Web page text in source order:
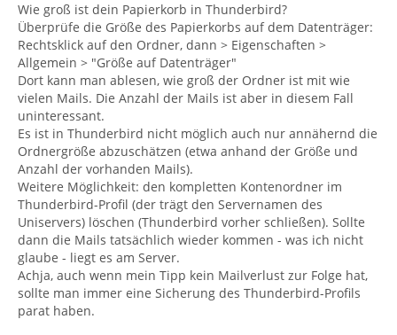
Wie groß ist dein Papierkorb in Thunderbird?
Überprüfe die Größe des Papierkorbs auf dem Datenträger:
Rechtsklick auf den Ordner, dann > Eigenschaften >
Allgemein > "Größe auf Datenträger"
Dort kann man ablesen, wie groß der Ordner ist mit wie
vielen Mails. Die Anzahl der Mails ist aber in diesem Fall
uninteressant.
Es ist in Thunderbird nicht möglich auch nur annähernd die
Ordnergröße abzuschätzen (etwa anhand der Größe und
Anzahl der vorhanden Mails).
Weitere Möglichkeit: den kompletten Kontenordner im
Thunderbird-Profil (der trägt den Servernamen des
Uniservers) löschen (Thunderbird vorher schließen). Sollte
dann die Mails tatsächlich wieder kommen - was ich nicht
glaube - liegt es am Server.
Achja, auch wenn mein Tipp kein Mailverlust zur Folge hat,
sollte man immer eine Sicherung des Thunderbird-Profils
parat haben.